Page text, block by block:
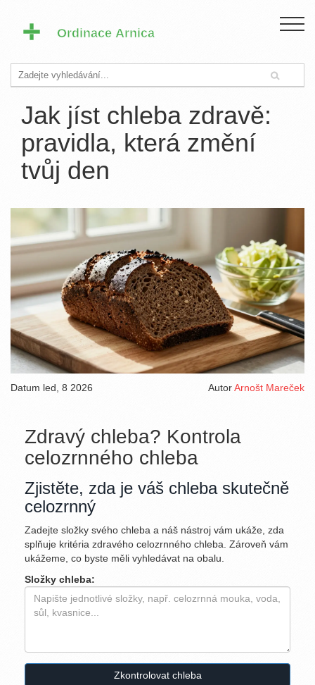
Jak jíst chleba zdravě:
pravidla, která změní
tvůj den
Datum led, 8 2026 AutorArnošt Mareček
Zdravý chleba? Kontrola
celozrnného chleba
Zjistěte, zda je váš chleba skutečně
celozrnný
Zadejte složky svého chleba a náš nástroj vám ukáže, zda
splňuje kritéria zdravého celozrnného chleba. Zároveň vám
ukážeme, co byste měli vyhledávat na obalu.
Složky chleba:
Zkontrolovat chleba